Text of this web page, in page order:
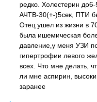
редко. Холестерин
АЧТВ-30(+-)5сек, ПТИ
Отец ушел из жизни в
была ишемическая
давление,у меня УЗИ
гипертрофии левого
всех. Что мне делать,
ли мне аспирин,
заранее